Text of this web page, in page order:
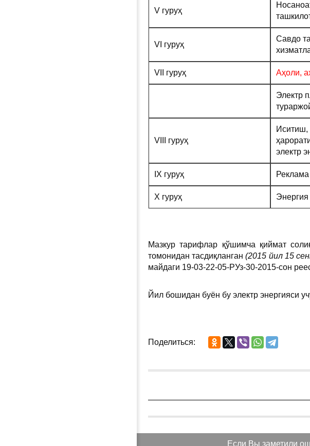
V гуруҳ
VI гуруҳ
Савдо
VII гуруҳ Аҳоли,
Электр
VIII гуруҳ
Иситиш,
электр
IX гуруҳ
X гуруҳ Энергия
Мазкур тарифлар қўшимча қиймат
томонидан тасдиқланган(2015 йил 15
майдаги 19-03-22-05-РУз-30-2015-сон
Йил бошидан буён бу электр энергияси
Поделиться:
Если Вы заметили